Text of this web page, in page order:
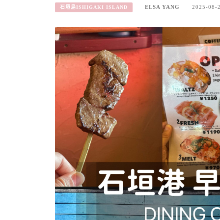
石垣島ISHIGAKI ISLAND ELSA YANG 2025-08-